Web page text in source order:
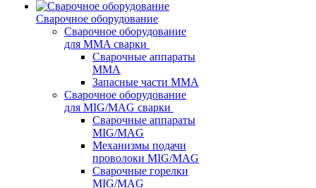
Сварочное оборудование
Сварочное оборудование
для MMA сварки
Сварочные аппараты
MMA
Запасные части MMA
Сварочное оборудование
для MIG/MAG сварки
Сварочные аппараты
MIG/MAG
Механизмы подачи
проволоки MIG/MAG
Сварочные горелки
MIG/MAG